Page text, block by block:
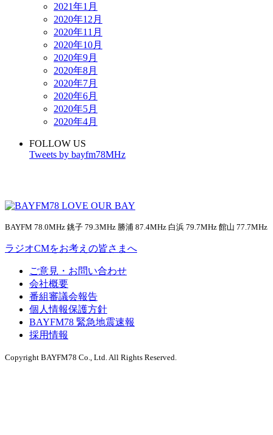
2021年1月
2020年12月
2020年11月
2020年10月
2020年9月
2020年8月
2020年7月
2020年6月
2020年5月
2020年4月
FOLLOW US
Tweets by bayfm78MHz
BAYFM 78.0MHz 銚子 79.3MHz 勝浦 87.4MHz 白浜 79.7MHz 館山 77.7MHz
ラジオCMをお考えの皆さまへ
ご意見・お問い合わせ
会社概要
番組審議会報告
個人情報保護方針
BAYFM78 緊急地震速報
採用情報
Copyright BAYFM78 Co., Ltd. All Rights Reserved.